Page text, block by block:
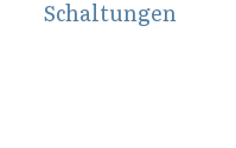
Schaltungen